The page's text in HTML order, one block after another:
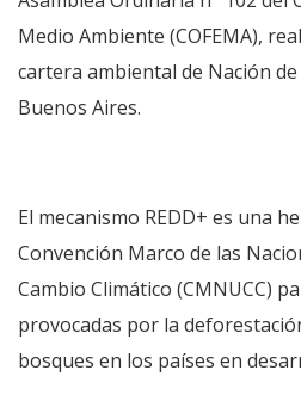
Medio Ambiente (COFEMA),
cartera ambiental de Nación
Buenos Aires.
El mecanismo REDD+ es una
Convención Marco de las
Cambio Climático (CMNUCC)
provocadas por la
bosques en los países en